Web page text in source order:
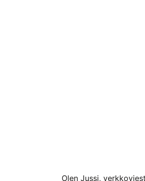
Olen Jussi,